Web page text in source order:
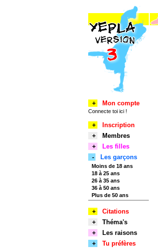
+ Mon compte
Connecte toi ici !
+
Inscription
+
Membres
+
Les filles
-
Les garçons
Moins de 18 ans
18 à 25 ans
26 à 35 ans
36 à 50 ans
Plus de 50 ans
+
Citations
+
Théma's
+
Les raisons
+
Tu préfères